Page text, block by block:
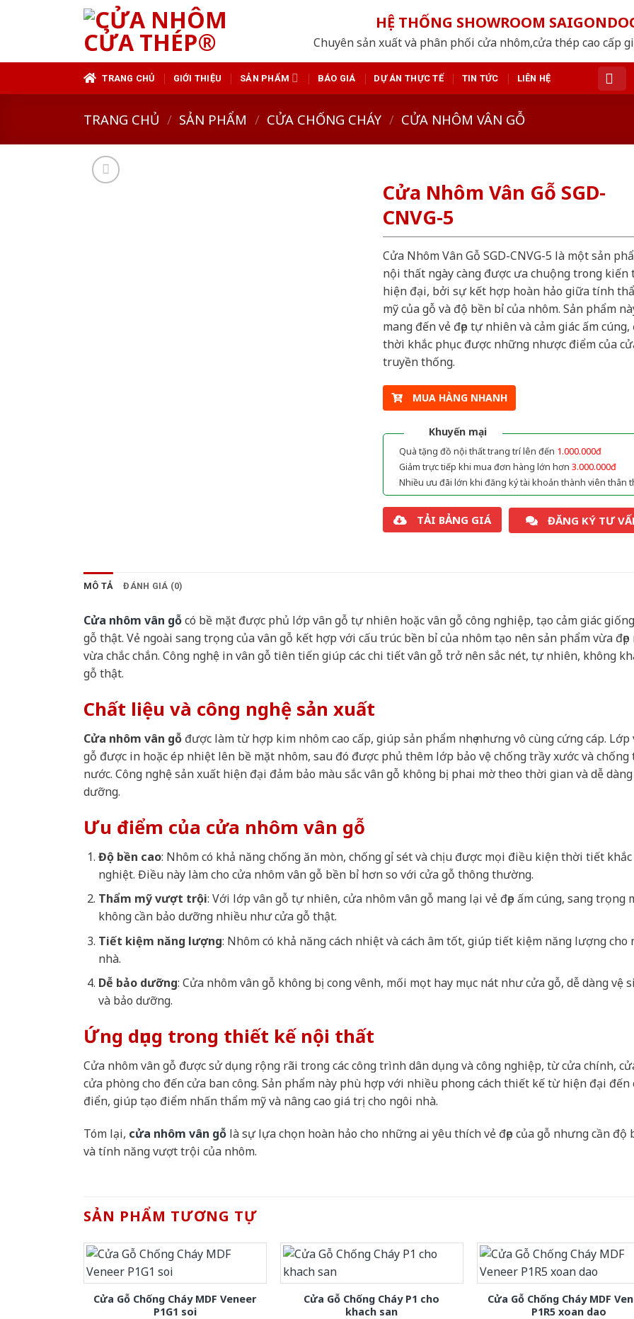
HỆ THỐNG SHOWROOM
Chuyên sản xuất và phân phối cửa nhôm,cửa thép cao cấp
TRANG CHỦ GIỚI THIỆU SẢN PHẨM BÁO GIÁ DỰ ÁN THỰC TẾ TIN TỨC LIÊN HỆ
TRANG CHỦ / SẢN PHẨM / CỬA CHỐNG CHÁY / CỬA NHÔM VÂN GỖ
Cửa Nhôm Vân Gỗ SGD-
CNVG-5
Cửa Nhôm Vân Gỗ SGD-CNVG-5 là một sản
nội thất ngày càng được ưa chuộng trong kiến
hiện đại, bởi sự kết hợp hoàn hảo giữa tính
mỹ của gỗ và độ bền bỉ của nhôm. Sản phẩm
mang đến vẻ đẹp tự nhiên và cảm giác ấm
thời khắc phục được những nhược điểm của
truyền thống.
MUA HÀNG NHANH
Khuyến mại
Quà tặng đồ nội thất trang trí lên đến 1.000.000đ
Giảm trực tiếp khi mua đơn hàng lớn hơn 3.000.000đ
Nhiều ưu đãi lớn khi đăng ký tài khoản thành viên thân
TẢI BẢNG GIÁ ĐĂNG KÝ TƯ
MÔ TẢ ĐÁNH GIÁ (0)
Cửa nhôm vân gỗcó bề mặt được phủ lớp vân gỗ tự nhiên hoặc vân gỗ công nghiệp, tạo cảm giác
gỗ thật. Vẻ ngoài sang trọng của vân gỗ kết hợp với cấu trúc bền bỉ của nhôm tạo nên sản phẩm vừa đẹp
vừa chắc chắn. Công nghệ in vân gỗ tiên tiến giúp các chi tiết vân gỗ trở nên sắc nét, tự nhiên, không
gỗ thật.
Chất liệu và công nghệ sản xuất
Cửa nhôm vân gỗ được làm từ hợp kim nhôm cao cấp, giúp sản phẩm nhẹ nhưng vô cùng cứng cáp. Lớp
gỗ được in hoặc ép nhiệt lên bề mặt nhôm, sau đó được phủ thêm lớp bảo vệ chống trầy xước và chống
nước. Công nghệ sản xuất hiện đại đảm bảo màu sắc vân gỗ không bị phai mờ theo thời gian và dễ
dưỡng.
Ưu điểm của cửa nhôm vân gỗ
Độ bền cao: Nhôm có khả năng chống ăn mòn, chống gỉ sét và chịu được mọi điều kiện thời tiết khắc
nghiệt. Điều này làm cho cửa nhôm vân gỗ bền bỉ hơn so với cửa gỗ thông thường.
Thẩm mỹ vượt trội: Với lớp vân gỗ tự nhiên, cửa nhôm vân gỗ mang lại vẻ đẹp ấm cúng, sang trọng
không cần bảo dưỡng nhiều như cửa gỗ thật.
Tiết kiệm năng lượng: Nhôm có khả năng cách nhiệt và cách âm tốt, giúp tiết kiệm năng lượng cho
nhà.
Dễ bảo dưỡng: Cửa nhôm vân gỗ không bị cong vênh, mối mọt hay mục nát như cửa gỗ, dễ dàng vệ
và bảo dưỡng.
Ứng dụng trong thiết kế nội thất
Cửa nhôm vân gỗ được sử dụng rộng rãi trong các công trình dân dụng và công nghiệp, từ cửa chính,
cửa phòng cho đến cửa ban công. Sản phẩm này phù hợp với nhiều phong cách thiết kế từ hiện đại đến
điển, giúp tạo điểm nhấn thẩm mỹ và nâng cao giá trị cho ngôi nhà.
Tóm lại, cửa nhôm vân gỗ là sự lựa chọn hoàn hảo cho những ai yêu thích vẻ đẹp của gỗ nhưng cần độ
và tính năng vượt trội của nhôm.
SẢN PHẨM TƯƠNG TỰ
Cửa Gỗ Chống Cháy MDF Veneer
P1G1 soi
Cửa Gỗ Chống Cháy P1 cho
khach san
Cửa Gỗ Chống Cháy MDF
P1R5 xoan dao